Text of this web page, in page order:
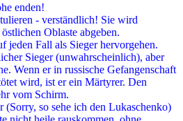
enden!
- verständlich! Sie wird
Oblaste abgeben.
jeden Fall als Sieger hervorgehen.
Sieger (unwahrscheinlich), aber
Wenn er in russische Gefangenschaft
wird, ist er ein Märtyrer. Den
vom Schirm.
(Sorry, so sehe ich den Lukaschenko)